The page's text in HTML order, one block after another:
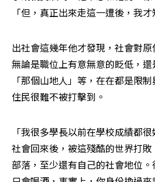
「但，真正出來走這一遭後，我
出社會這幾年他才發現，社會對原
無論是職位上有意無意的眨低，
「那個山地人」等，在在都是限
住民很難不被打擊到。
「我很多學長以前在學校成績都
社會回來後，被這殘酷的世界打
部落，至少還有自己的社會地位